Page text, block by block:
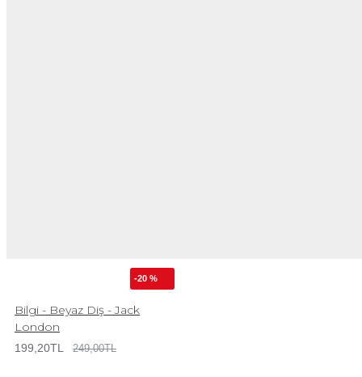
-20 %
Bilgi - Beyaz Diş - Jack
London
199,20TL 249,00TL